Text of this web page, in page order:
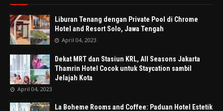
Liburan Tenang dengan Private Pool di Chrome
Hotel and Resort Solo, Jawa Tengah
April 04, 2023
Dekat MRT dan Stasiun KRL, All Seasons Jakarta
Thamrin Hotel Cocok untuk Staycation sambil
Jelajah Kota
April 04, 2023
La Boheme Rooms and Coffee: Paduan Hotel Estetik